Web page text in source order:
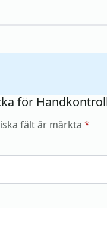
för
fält är märkta *